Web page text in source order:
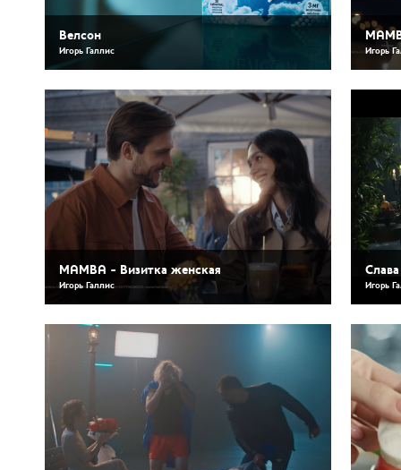
Велсон
Игорь Галлис Игорь
MAMBA - Визитка женская
Игорь Галлис Игорь